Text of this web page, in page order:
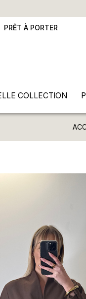
PRÊT À PORTER
COLLECTION